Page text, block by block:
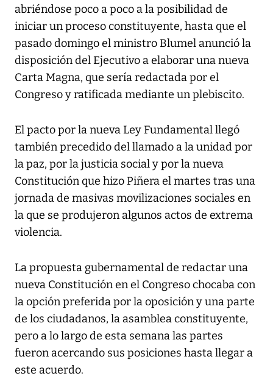
abriéndose poco a poco a la posibilidad de
iniciar un proceso constituyente, hasta que el
pasado domingo el ministro Blumel anunció la
disposición del Ejecutivo a elaborar una nueva
Carta Magna, que sería redactada por el
Congreso y ratificada mediante un plebiscito.
El pacto por la nueva Ley Fundamental llegó
también precedido del llamado a la unidad por
la paz, por la justicia social y por la nueva
Constitución que hizo Piñera el martes tras una
jornada de masivas movilizaciones sociales en
la que se produjeron algunos actos de extrema
violencia.
La propuesta gubernamental de redactar una
nueva Constitución en el Congreso chocaba con
la opción preferida por la oposición y una parte
de los ciudadanos, la asamblea constituyente,
pero a lo largo de esta semana las partes
fueron acercando sus posiciones hasta llegar a
este acuerdo.